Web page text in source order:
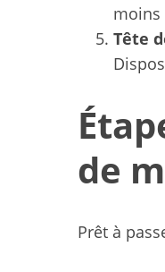
moins
Tête
de
Prêt à